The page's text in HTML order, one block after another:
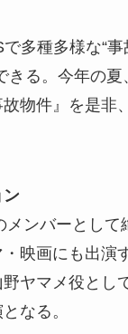
多種多様な“
きる。今年の
物件』を是非
ン
メンバーとして
映画にも出演
ヤマメ役とし
なる。